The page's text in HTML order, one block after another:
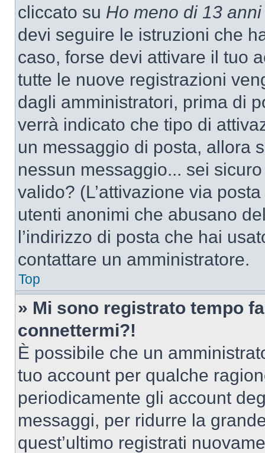
cliccato su Ho meno di 13 anni
devi seguire le istruzioni che
caso, forse devi attivare il tuo
tutte le nuove registrazioni
dagli amministratori, prima di
verrà indicato che tipo di
un messaggio di posta, allora
nessun messaggio... sei
valido? (L’attivazione via
utenti anonimi che abusano
l’indirizzo di posta che hai
contattare un amministratore.
Top
» Mi sono registrato tempo
connettermi?!
È possibile che un
tuo account per qualche
periodicamente gli account
messaggi, per ridurre la
quest’ultimo registrati